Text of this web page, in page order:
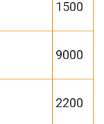
1500
9000
2200